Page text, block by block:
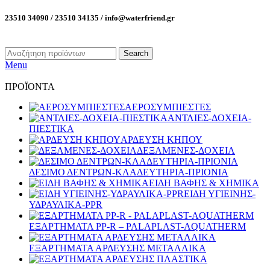
23510 34090 / 23510 34135 / info@waterfriend.gr
Search
Menu
ΠΡΟΪΟΝΤΑ
ΑΕΡΟΣΥΜΠΙΕΣΤΕΣ
ΑΝΤΛΙΕΣ-ΔΟΧΕΙΑ-
ΠΙΕΣΤΙΚΑ
ΑΡΔΕΥΣΗ ΚΗΠΟΥ
ΔΕΞΑΜΕΝΕΣ-ΔΟΧΕΙΑ
ΔΕΣΙΜΟ ΔΕΝΤΡΩΝ-ΚΛΑΔΕΥΤΗΡΙΑ-ΠΡΙΟΝΙΑ
ΕΙΔΗ ΒΑΦΗΣ & ΧΗΜΙΚΑ
ΕΙΔΗ ΥΓΙΕΙΝΗΣ-
ΥΔΡΑΥΛΙΚΑ-PPR
ΕΞΑΡΤΗΜΑΤΑ PP-R – PALAPLAST-AQUATHERM
ΕΞΑΡΤΗΜΑΤΑ ΑΡΔΕΥΣΗΣ ΜΕΤΑΛΛΙΚΑ